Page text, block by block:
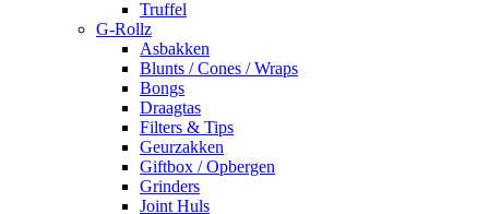
Truffel
G-Rollz
Asbakken
Blunts / Cones / Wraps
Bongs
Draagtas
Filters & Tips
Geurzakken
Giftbox / Opbergen
Grinders
Joint Huls